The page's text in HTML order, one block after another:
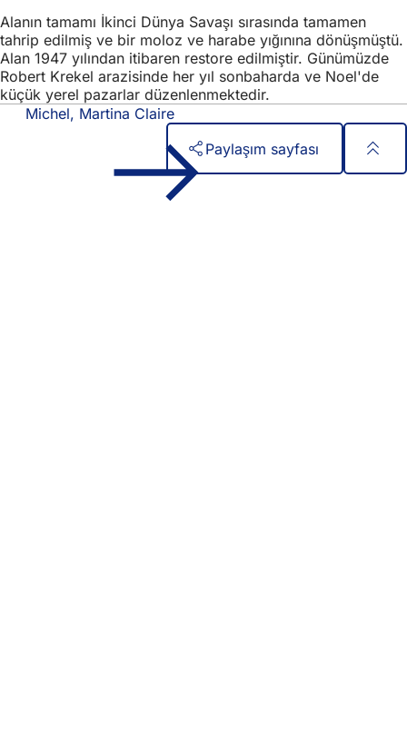
Alanın tamamı İkinci Dünya Savaşı sırasında tamamen
tahrip edilmiş ve bir moloz ve harabe yığınına dönüşmüştü.
Alan 1947 yılından itibaren restore edilmiştir. Günümüzde
Robert Krekel arazisinde her yıl sonbaharda ve Noel'de
küçük yerel pazarlar düzenlenmektedir.
Michel, Martina Claire
Paylaşım sayfası